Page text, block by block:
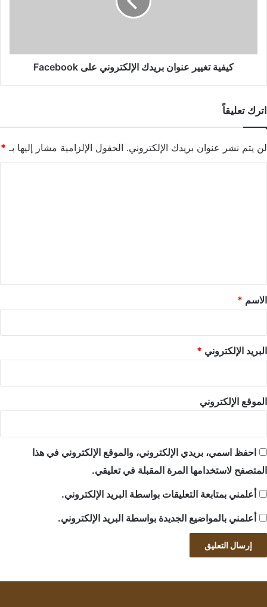
كيفية تغيير عنوان بريدك الإلكتروني على Facebook
اترك تعليقاً
لن يتم نشر عنوان بريدك الإلكتروني. الحقول الإلزامية مشار إليها بـ *
*
الاسم *
البريد الإلكتروني *
الموقع الإلكتروني
احفظ اسمي، بريدي الإلكتروني، والموقع الإلكتروني في هذا
المتصفح لاستخدامها المرة المقبلة في تعليقي.
أعلمني بمتابعة التعليقات بواسطة البريد الإلكتروني.
أعلمني بالمواضيع الجديدة بواسطة البريد الإلكتروني.